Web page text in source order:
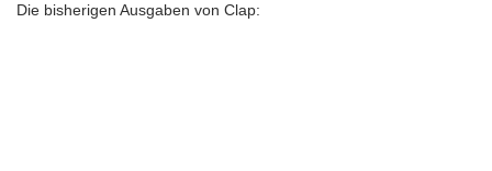
Die bisherigen Ausgaben von Clap: